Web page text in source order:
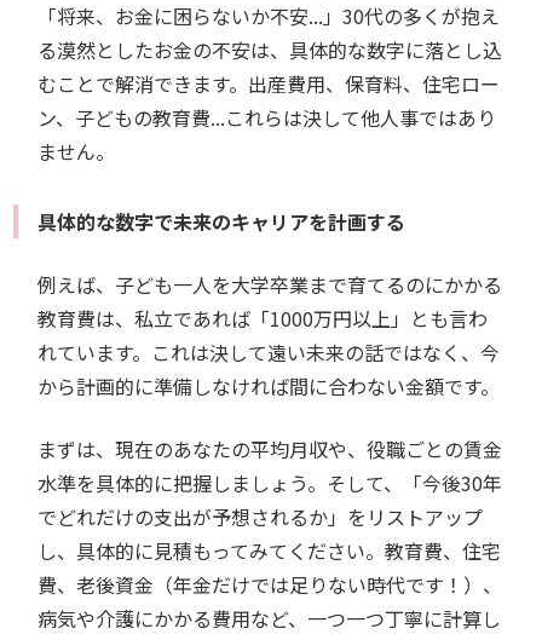
「将来、お金に困らないか不安...」30代の多くが抱え
る漠然としたお金の不安は、具体的な数字に落とし込
むことで解消できます。出産費用、保育料、住宅ロー
ン、子どもの教育費...これらは決して他人事ではあり
ません。
具体的な数字で未来のキャリアを計画する
例えば、子ども一人を大学卒業まで育てるのにかかる
教育費は、私立であれば「1000万円以上」とも言わ
れています。これは決して遠い未来の話ではなく、今
から計画的に準備しなければ間に合わない金額です。
まずは、現在のあなたの平均月収や、役職ごとの賃金
水準を具体的に把握しましょう。そして、「今後30年
でどれだけの支出が予想されるか」をリストアップ
し、具体的に見積もってみてください。教育費、住宅
費、老後資金（年金だけでは足りない時代です！）、
病気や介護にかかる費用など、一つ一つ丁寧に計算し